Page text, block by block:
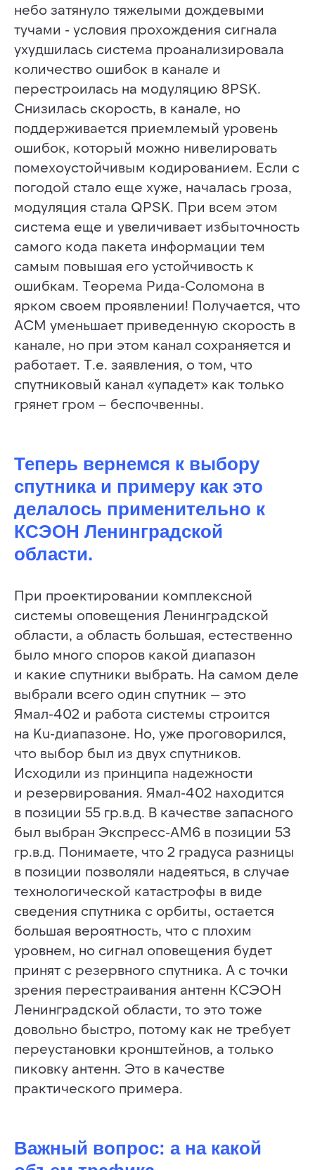
небо затянуло тяжелыми дождевыми
тучами - условия прохождения сигнала
ухудшилась система проанализировала
количество ошибок в канале и
перестроилась на модуляцию 8PSK.
Снизилась скорость, в канале, но
поддерживается приемлемый уровень
ошибок, который можно нивелировать
помехоустойчивым кодированием. Если с
погодой стало еще хуже, началась гроза,
модуляция стала QPSK. При всем этом
система еще и увеличивает избыточность
самого кода пакета информации тем
самым повышая его устойчивость к
ошибкам. Теорема Рида-Соломона в
ярком своем проявлении! Получается, что
ACM уменьшает приведенную скорость в
канале, но при этом канал сохраняется и
работает. Т.е. заявления, о том, что
спутниковый канал «упадет» как только
грянет гром – беспочвенны.
Теперь вернемся к выбору
спутника и примеру как это
делалось применительно к
КСЭОН Ленинградской
области.
При проектировании комплексной
системы оповещения Ленинградской
области, а область большая, естественно
было много споров какой диапазон
и какие спутники выбрать. На самом деле
выбрали всего один спутник — это
Ямал-402 и работа системы строится
на Ku-диапазоне. Но, уже проговорился,
что выбор был из двух спутников.
Исходили из принципа надежности
и резервирования. Ямал-402 находится
в позиции 55 гр.в.д. В качестве запасного
был выбран Экспресс-АМ6 в позиции 53
гр.в.д. Понимаете, что 2 градуса разницы
в позиции позволяли надеяться, в случае
технологической катастрофы в виде
сведения спутника с орбиты, остается
большая вероятность, что с плохим
уровнем, но сигнал оповещения будет
принят с резервного спутника. А с точки
зрения перестраивания антенн КСЭОН
Ленинградской области, то это тоже
довольно быстро, потому как не требует
переустановки кронштейнов, а только
пиковку антенн. Это в качестве
практического примера.
Важный вопрос: а на какой
Ваш вопрос или предложение (в запросе укажите
способ, как с Вами связаться для ответа)
ХОТИТЕ СТАТЬ АВТОРОМ
ИЛИ У ВАС ЕСТЬ ВОПРОС
ИЛИ ПРЕДЛОЖЕНИЕ